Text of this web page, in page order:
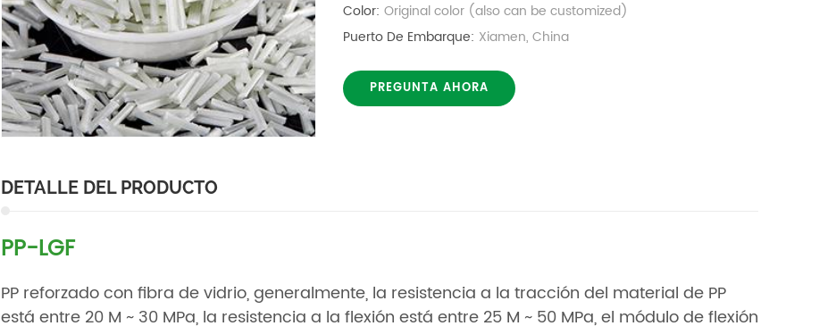
Color: Original color (also can be customized)
Puerto De Embarque: Xiamen, China
PREGUNTA AHORA
DETALLE DEL PRODUCTO
PP-LGF
PP reforzado con fibra de vidrio, generalmente, la resistencia a la tracción del material de PP
está entre 20 M ~ 30 MPa, la resistencia a la flexión está entre 25 M ~ 50 MPa, el módulo de flexión